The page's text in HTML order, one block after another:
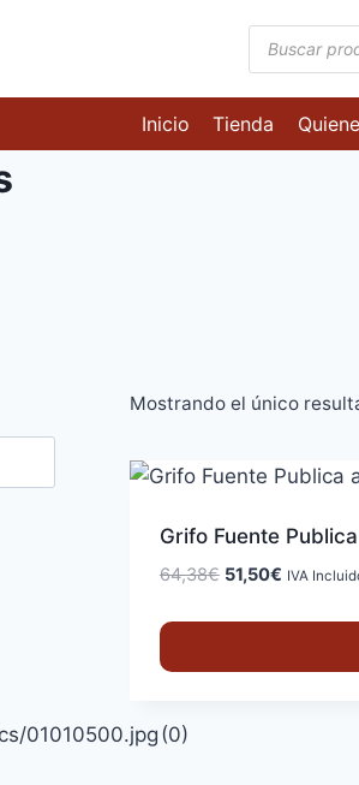
Búsqueda
de
productos
Inicio Tienda
Mostrando el único
Grifo Fuente
64,38€ El
original
51,50€El
actual
IVA
01010500.jpg (0)